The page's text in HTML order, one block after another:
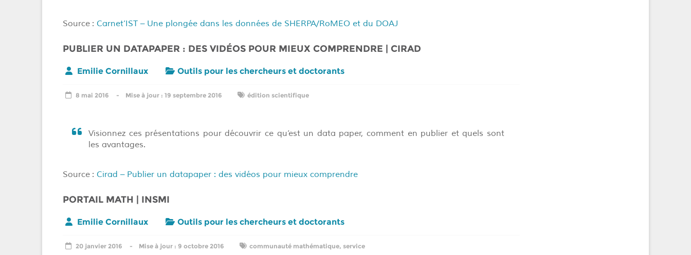
Source : Carnet’IST – Une plongée dans les données de SHERPA/RoMEO et du DOAJ
PUBLIER UN DATAPAPER : DES VIDÉOS POUR MIEUX COMPRENDRE | CIRAD
Emilie Cornillaux Outils pour les chercheurs et doctorants
8 mai 2016 19 septembre 2016 édition scientifique
Visionnez ces présentations pour découvrir ce qu’est un data paper, comment en publier et quels sont
les avantages.
Source : Cirad – Publier un datapaper : des vidéos pour mieux comprendre
PORTAIL MATH | INSMI
Emilie Cornillaux Outils pour les chercheurs et doctorants
20 janvier 2016 9 octobre 2016 communauté mathématique, service